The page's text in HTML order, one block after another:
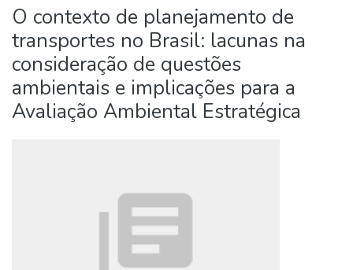
Statistics
O contexto de planejamento de
transportes no Brasil: lacunas na
consideração de questões
ambientais e implicações para a
Avaliação Ambiental Estratégica